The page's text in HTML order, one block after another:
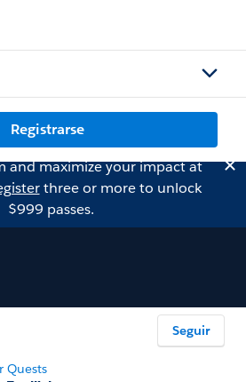
Registrarse
and maximize your impact at
three or more to unlock
$999 passes.
Seguir